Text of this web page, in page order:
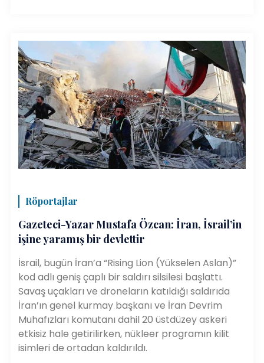
Röportajlar
Gazeteci-Yazar Mustafa Özcan: İran, İsrail’in
işine yaramış bir devlettir
İsrail, bugün İran’a “Rising Lion (Yükselen Aslan)”
kod adlı geniş çaplı bir saldırı silsilesi başlattı.
Savaş uçakları ve droneların katıldığı saldırıda
İran’ın genel kurmay başkanı ve İran Devrim
Muhafızları komutanı dahil 20 üstdüzey askeri
etkisiz hale getirilirken, nükleer programın kilit
isimleri de ortadan kaldırıldı.